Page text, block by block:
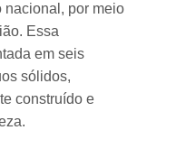
nacional, por meio
Essa
em seis
sólidos,
construído e